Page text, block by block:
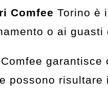
Comfee Torino è
o ai
possono risultare